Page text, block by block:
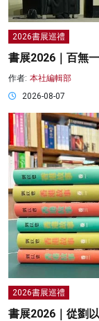
2026書展巡禮
書展2026｜百無
作者: 本社編輯部
2026-08-07
2026書展巡禮
書展2026｜從劉